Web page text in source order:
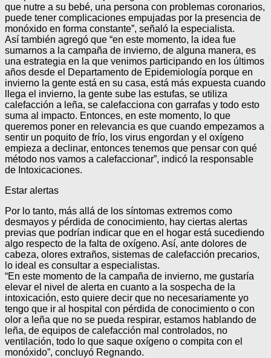
que nutre a su bebé, una persona con problemas coronarios,
puede tener complicaciones empujadas por la presencia de
monóxido en forma constante”, señaló la especialista.
Así también agregó que “en este momento, la idea fue
sumarnos a la campaña de invierno, de alguna manera, es
una estrategia en la que venimos participando en los últimos
años desde el Departamento de Epidemiología porque en
invierno la gente está en su casa, está más expuesta cuando
llega el invierno, la gente sube las estufas, se utiliza
calefacción a leña, se calefacciona con garrafas y todo esto
suma al impacto. Entonces, en este momento, lo que
queremos poner en relevancia es que cuando empezamos a
sentir un poquito de frío, los virus engordan y el oxígeno
empieza a declinar, entonces tenemos que pensar con qué
método nos vamos a calefaccionar”, indicó la responsable
de Intoxicaciones.
Estar alertas
Por lo tanto, más allá de los síntomas extremos como
desmayos y pérdida de conocimiento, hay ciertas alertas
previas que podrían indicar que en el hogar está sucediendo
algo respecto de la falta de oxígeno. Así, ante dolores de
cabeza, olores extraños, sistemas de calefacción precarios,
lo ideal es consultar a especialistas.
“En este momento de la campaña de invierno, me gustaría
elevar el nivel de alerta en cuanto a la sospecha de la
intoxicación, esto quiere decir que no necesariamente yo
tengo que ir al hospital con pérdida de conocimiento o con
olor a leña que no se pueda respirar, estamos hablando de
leña, de equipos de calefacción mal controlados, no
ventilación, todo lo que saque oxígeno o compita con el
monóxido”, concluyó Regnando.